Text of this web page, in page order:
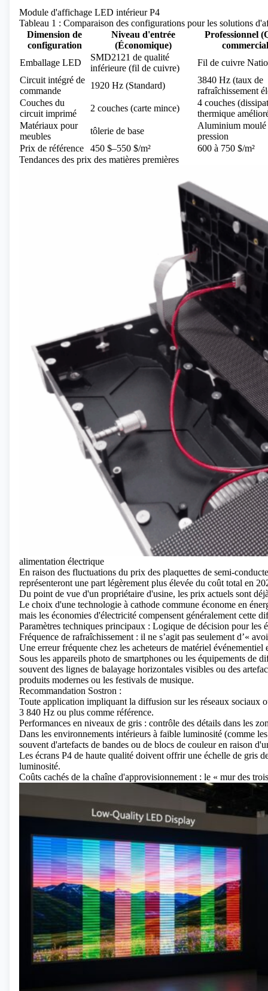
Module d'affichage LED intérieur P4
Tableau 1 : Comparaison des configurations pour les solutions
Dimension de
configuration
Niveau d'entrée
(Économique)
Professionnel
Emballage LED
SMD2121 de qualité
inférieure (fil de cuivre)
Fil de cuivre
Circuit intégré de
commande
1920 Hz (Standard)
3840 Hz (taux de
rafraîchissement
Couches du
circuit imprimé
2 couches (carte mince)
4 couches
thermique
Matériaux pour
meubles
tôlerie de base
Aluminium moulé
pression
Prix ​​de référence
450 $–550 $/m²
600 à 750 $/m²
Tendances des prix des matières premières
alimentation électrique
En raison des fluctuations du prix des plaquettes de semi-
représenteront une part légèrement plus élevée du coût total en
Du point de vue d'un propriétaire d'usine, les prix actuels sont
Le choix d'une technologie à cathode commune économe en
mais les économies d'électricité compensent généralement cette
Paramètres techniques principaux : Logique de décision pour les
Fréquence de rafraîchissement : il ne s’agit pas seulement d’«
Une erreur fréquente chez les acheteurs de matériel
Sous les appareils photo de smartphones ou les équipements de
souvent des lignes de balayage horizontales visibles ou des
produits modernes ou les festivals de musique.
Recommandation Sostron :
Toute application impliquant la diffusion sur les réseaux sociaux
3 840 Hz ou plus comme référence.
Performances en niveaux de gris : contrôle des détails dans les
Dans les environnements intérieurs à faible luminosité (comme
souvent d'artefacts de bandes ou de blocs de couleur en raison
Les écrans P4 de haute qualité doivent offrir une échelle de gris
luminosité.
Coûts cachés de la chaîne d'approvisionnement : le « mur des